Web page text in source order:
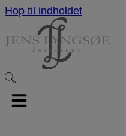
Hop til indholdet